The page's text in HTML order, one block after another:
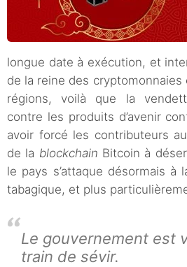
longue date à exécution, et
de la reine des cryptomonnaies
régions, voilà que la
contre les produits d’avenir
avoir forcé les contributeurs
de la blockchain Bitcoin à
le pays s’attaque désormais à
tabagique, et plus
Le gouvernement est
train de sévir.